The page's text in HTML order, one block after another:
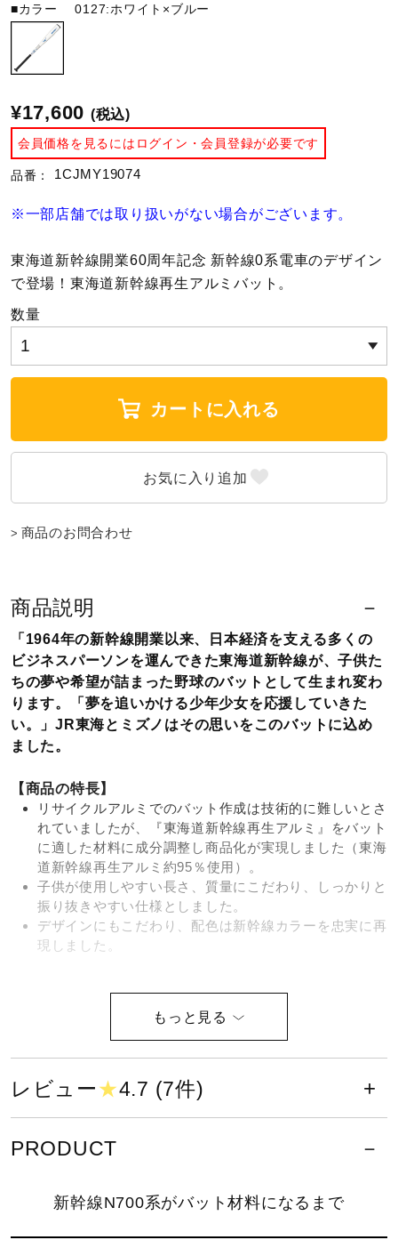
陸上競技
卓球
ウィンタースポーツ
ウォーキングシューズ
インナー
寝具／ミズノスリープ
サポーター
健康／エクササイズ
ジュニア／キッズ
その他
■カラー0127:ホワイト×ブルー
¥17,600 (税込)
会員価格を見るにはログイン・会員登録が必要です
品番： 1CJMY19074
※一部店舗では取り扱いがない場合がございます。
東海道新幹線開業60周年記念 新幹線0系電車のデザイン
で登場！東海道新幹線再生アルミバット。
数量
カートに入れる
商品のお問合わせ
商品説明
「1964年の新幹線開業以来、日本経済を支える多くの
ビジネスパーソンを運んできた東海道新幹線が、子供た
ちの夢や希望が詰まった野球のバットとして生まれ変わ
ります。「夢を追いかける少年少女を応援していきた
い。」JR東海とミズノはその思いをこのバットに込め
ました。
【商品の特長】
リサイクルアルミでのバット作成は技術的に難しいとさ
れていましたが、『東海道新幹線再生アルミ』をバット
に適した材料に成分調整し商品化が実現しました（東海
道新幹線再生アルミ約95％使用）。
子供が使用しやすい長さ、質量にこだわり、しっかりと
振り抜きやすい仕様としました。
デザインにもこだわり、配色は新幹線カラーを忠実に再
現しました。
ミズノ直営店限定モデル
バットのバランスが先端。トップバ
レビュー★4.7 (7件)
PRODUCT
新幹線N700系がバット材料になるまで